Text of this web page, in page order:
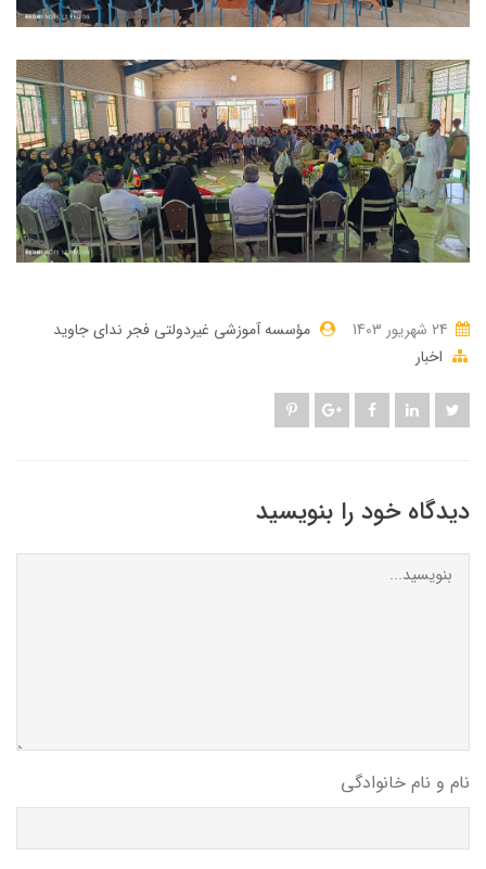
مؤسسه آموزشی غیردولتی فجر ندای جاوید
اخبار
دیدگاه خود را بنویسید
نام و نام خانوادگی